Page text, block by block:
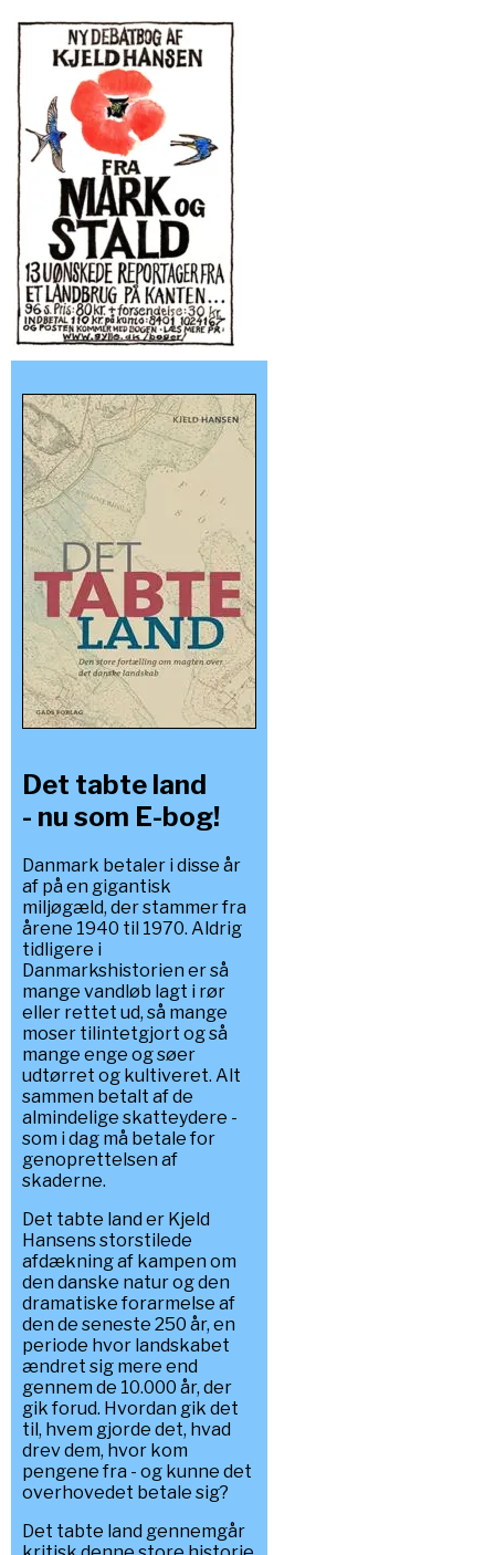
Det tabte land
- nu som E-bog!
Danmark betaler i disse år
af på en gigantisk
miljøgæld, der stammer fra
årene 1940 til 1970. Aldrig
tidligere i
Danmarkshistorien er så
mange vandløb lagt i rør
eller rettet ud, så mange
moser tilintetgjort og så
mange enge og søer
udtørret og kultiveret. Alt
sammen betalt af de
almindelige skatteydere -
som i dag må betale for
genoprettelsen af
skaderne.
Det tabte land er Kjeld
Hansens storstilede
afdækning af kampen om
den danske natur og den
dramatiske forarmelse af
den de seneste 250 år, en
periode hvor landskabet
ændret sig mere end
gennem de 10.000 år, der
gik forud. Hvordan gik det
til, hvem gjorde det, hvad
drev dem, hvor kom
pengene fra - og kunne det
overhovedet betale sig?
Det tabte land gennemgår